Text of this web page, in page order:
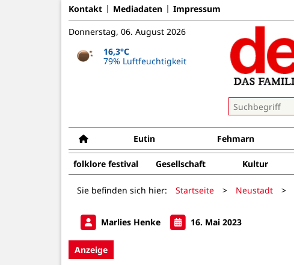
Kontakt Mediadaten Impressum
Donnerstag, 06. August 2026
16,3°C
79% Luftfeuchtigkeit
Eutin Fehmarn
folklore festival Gesellschaft Kultur
Sie befinden sich hier: Startseite > Neustadt >
Marlies Henke 16. Mai 2023
Anzeige